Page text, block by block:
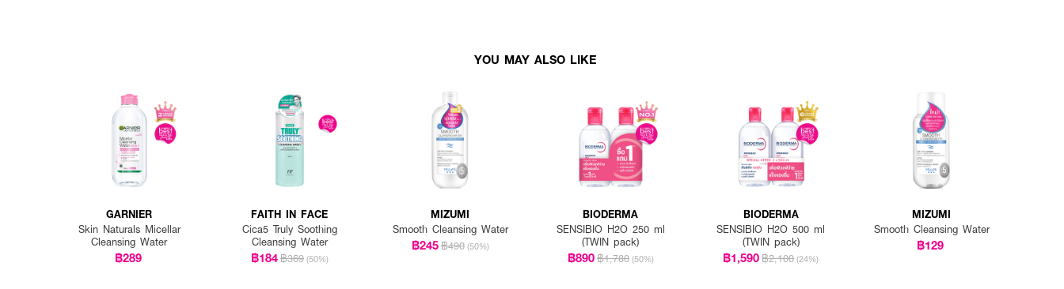
YOU MAY ALSO LIKE
GARNIER
Skin Naturals Micellar
Cleansing Water
฿289
FAITH IN FACE
Cica5 Truly Soothing
Cleansing Water
฿184฿369 (50%)
MIZUMI
Smooth Cleansing Water
฿245฿490 (50%)
BIODERMA
SENSIBIO H2O 250 ml
(TWIN pack)
฿890฿1,780 (50%)
BIODERMA
SENSIBIO H2O 500 ml
(TWIN pack)
฿1,590฿2,100 (24%)
MIZUMI
Smooth Cleansing Water
฿129